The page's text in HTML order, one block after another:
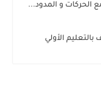
الحركات و المدود...
الأولي